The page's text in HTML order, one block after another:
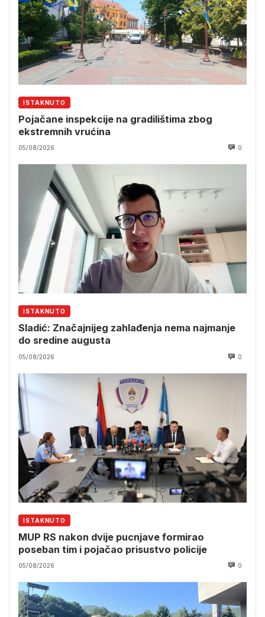
ISTAKNUTO
Pojačane inspekcije na gradilištima zbog
ekstremnih vrućina
05/08/2026 0
ISTAKNUTO
Sladić: Značajnijeg zahlađenja nema najmanje
do sredine augusta
05/08/2026 0
ISTAKNUTO
MUP RS nakon dvije pucnjave formirao
poseban tim i pojačao prisustvo policije
05/08/2026 0